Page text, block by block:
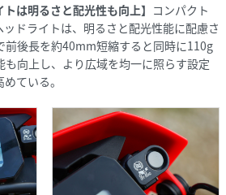
は明るさと配光性も向上】 コンパクト
ドライトは、明るさと配光性能に配慮さ
前後長を約40mm短縮すると同時に110g
も向上し、より広域を均一に照らす設定
ている。